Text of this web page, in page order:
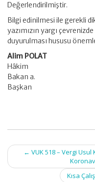
Değerlendirilmiştir.
Bilgi edinilmesi ile gerekli
yazımızın yargı
duyurulması hususu
Alim POLAT
Hâkim
Bakan a.
Başkan
Post
navigation
← VUK 518 – Vergi Usul
Kısa